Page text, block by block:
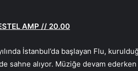
AMP // 20.00
İstanbul’da başlayan Flu,
sahne alıyor. Müziğe devam ederken